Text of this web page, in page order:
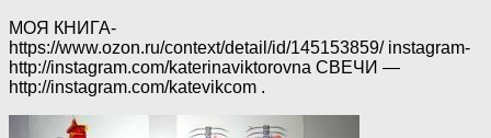
МОЯ КНИГА-
https://www.ozon.ru/context/detail/id/145153859/ instagram-
http://instagram.com/katerinaviktorovna СВЕЧИ —
http://instagram.com/katevikcom .